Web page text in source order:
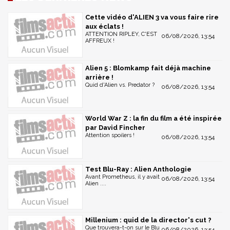
Scènes coupées et étendues
Expérience interactive avec le MU-TH-UR
DISQUE 2 : ALIENS
Version cinéma (1986)
Version longue (1991) avec introduction du
réalisateur James Cameron
Cameron, de la productrice Gale Anne Hurd, du
créateur des effets spéciaux Stan Winston, des
superviseurs des effets spéciaux Robert Skotak et
Dennis Skotak, du superviseur des miniatures Pat
McClung et des acteurs Michael Biehn, Bill Paxton,
Lance Henriksen, Jenette Goldstein, Carrie Henn et
Christopher Henn
Piste isolée de la musique du film définitive
composée par James Horner
Piste isolée de la musique du film originale
Cette vidéo d'ALIEN 3 va vous faire rire
aux éclats !
06/08/2026, 13:54
ATTENTION RIPLEY, C'EST
AFFREUX !
Alien 5 : Blomkamp fait déjà machine
arrière !
06/08/2026, 13:54
Quid d'Alien vs. Predator ?
World War Z : la fin du film a été inspirée
par David Fincher
06/08/2026, 13:54
Attention spoilers !
Test Blu-Ray : Alien Anthologie
06/08/2026, 13:54
Avant Prometheus, il y avait
Alien ....
Millenium : quid de la director's cut ?
Que trouvera-t-on sur le Blu